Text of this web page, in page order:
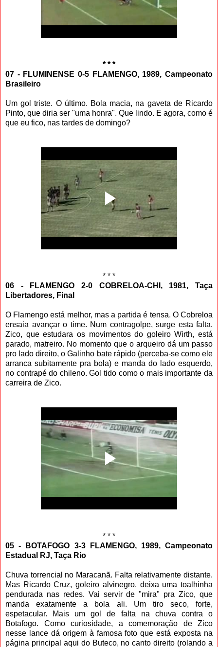
* * *
07 - FLUMINENSE 0-5 FLAMENGO, 1989, Campeonato
Brasileiro
Um gol triste. O último. Bola macia, na gaveta de Ricardo
Pinto, que diria ser "uma honra". Que lindo. E agora, como é
que eu fico, nas tardes de domingo?
* * *
06 - FLAMENGO 2-0 COBRELOA-CHI, 1981, Taça
Libertadores, Final
O Flamengo está melhor, mas a partida é tensa. O Cobreloa
ensaia avançar o time. Num contragolpe, surge esta falta.
Zico, que estudara os movimentos do goleiro Wirth, está
parado, matreiro. No momento que o arqueiro dá um passo
pro lado direito, o Galinho bate rápido (perceba-se como ele
arranca subitamente pra bola) e manda do lado esquerdo,
no contrapé do chileno. Gol tido como o mais importante da
carreira de Zico.
* * *
05 - BOTAFOGO 3-3 FLAMENGO, 1989, Campeonato
Estadual RJ, Taça Rio
Chuva torrencial no Maracanã. Falta relativamente distante.
Mas Ricardo Cruz, goleiro alvinegro, deixa uma toalhinha
pendurada nas redes. Vai servir de "mira" pra Zico, que
manda exatamente a bola ali. Um tiro seco, forte,
espetacular. Mais um gol de falta na chuva contra o
Botafogo. Como curiosidade, a comemoração de Zico
nesse lance dá origem à famosa foto que está exposta na
página principal aqui do Buteco, no canto direito (rolando a